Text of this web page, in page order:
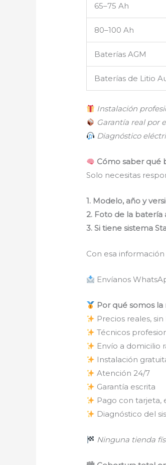
65–75 Ah
80–100 Ah
Baterías AGM
Baterías de Litio
Instalación
Garantía real por
Diagnóstico
Cómo saber qué
Solo necesitas
1. Modelo, año y
2. Foto de la batería
3. Si tiene sistema
Con esa
Envíanos
Por qué somos
Precios reales,
Técnicos
Envío a domicilio
Instalación
Atención 24/7
Garantía escrita
Pago con tarjeta,
Diagnóstico del
Ninguna tienda